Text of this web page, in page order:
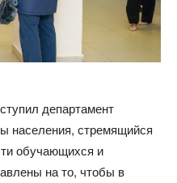
департамент
населения, стремящийся
обучающихся и
на то, чтобы в